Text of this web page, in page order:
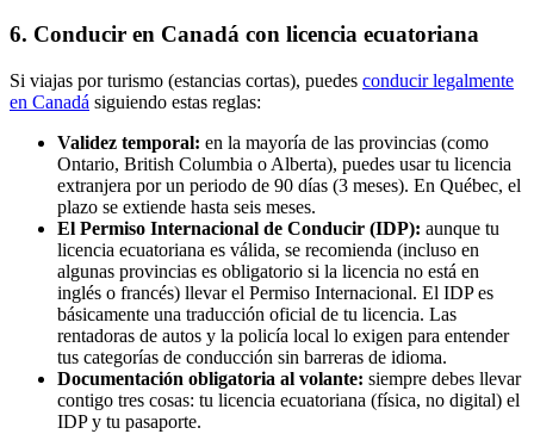
6. Conducir en Canadá con licencia ecuatoriana
Si viajas por turismo (estancias cortas), puedes conducir legalmente
en Canadá siguiendo estas reglas:
Validez temporal: en la mayoría de las provincias (como
Ontario, British Columbia o Alberta), puedes usar tu licencia
extranjera por un periodo de 90 días (3 meses). En Québec, el
plazo se extiende hasta seis meses.
El Permiso Internacional de Conducir (IDP): aunque tu
licencia ecuatoriana es válida, se recomienda (incluso en
algunas provincias es obligatorio si la licencia no está en
inglés o francés) llevar el Permiso Internacional. El IDP es
básicamente una traducción oficial de tu licencia. Las
rentadoras de autos y la policía local lo exigen para entender
tus categorías de conducción sin barreras de idioma.
Documentación obligatoria al volante: siempre debes llevar
contigo tres cosas: tu licencia ecuatoriana (física, no digital) el
IDP y tu pasaporte.